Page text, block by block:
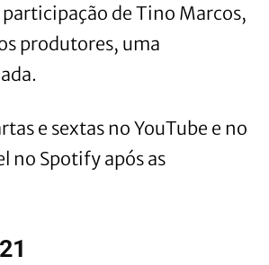
de Tino Marcos,
produtores, uma
e sextas no YouTube e no
no Spotify após as